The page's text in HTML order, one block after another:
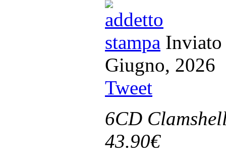
Giugno,
Tweet
6CD
43.90€